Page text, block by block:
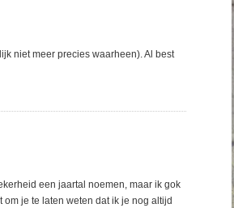
niet meer precies waarheen). Al best
een jaartal noemen, maar ik gok
je te laten weten dat ik je nog altijd